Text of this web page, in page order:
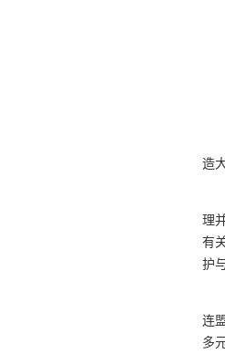
造
理
有
护
连
多